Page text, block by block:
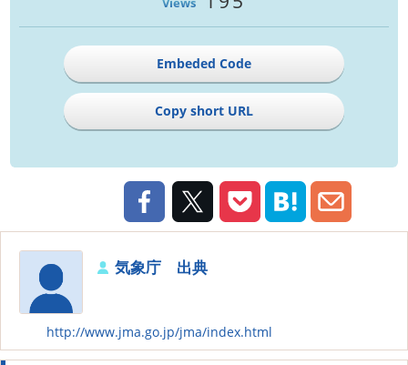
Embeded Code
Copy short URL
気象庁 出典
http://www.jma.go.jp/jma/index.html